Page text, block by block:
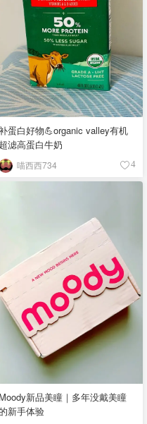
蛋白好物💪organic valley有机
超滤高蛋白牛奶
喵西西734 4
Moody新品美瞳｜多年没戴美瞳
的新手体验